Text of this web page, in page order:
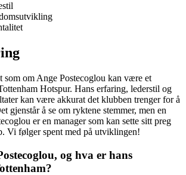
som om Ange Postecoglou kan være et
Hotspur. Hans erfaring, lederstil og
kan være akkurat det klubben trenger for å
gjenstår å se om ryktene stemmer, men en
er en manager som kan sette sitt preg
Vi følger spent med på utviklingen!
og hva er hans